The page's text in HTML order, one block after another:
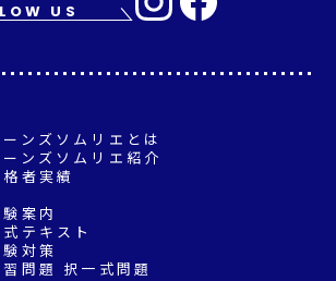
US
ーンズソムリエとは
ーンズソムリエ紹介
者実績
案内
テキスト
対策
習問題 択一式問題